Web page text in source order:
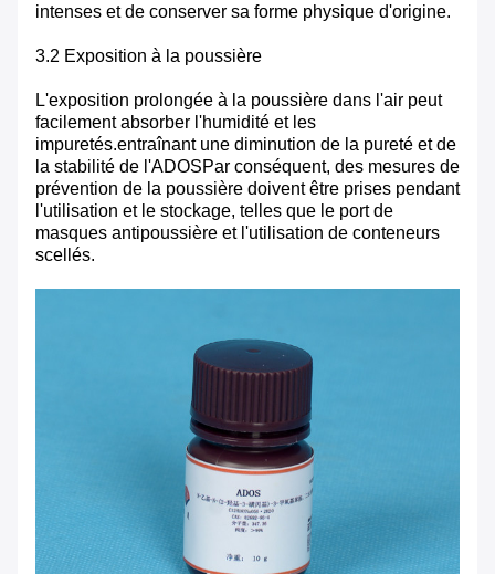
intenses et de conserver sa forme physique d'origine.
3.2 Exposition à la poussière
L'exposition prolongée à la poussière dans l'air peut
facilement absorber l'humidité et les
impuretés.entraînant une diminution de la pureté et de
la stabilité de l'ADOSPar conséquent, des mesures de
prévention de la poussière doivent être prises pendant
l'utilisation et le stockage, telles que le port de
masques antipoussière et l'utilisation de conteneurs
scellés.